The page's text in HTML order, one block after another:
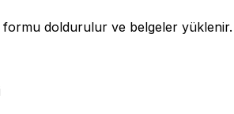
doldurulur ve belgeler yüklenir.